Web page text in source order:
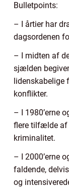
Bulletpoints:
– I årtier har
dagsordenen
– I midten af
sjælden
lidenskabelige
konflikter.
– I 1980’erne
flere tilfælde af
kriminalitet.
– I 2000’erne
faldende,
og